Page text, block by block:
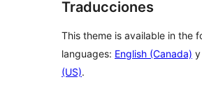
Traducciones
This theme is available in the
languages: English (Canada) y
(US).